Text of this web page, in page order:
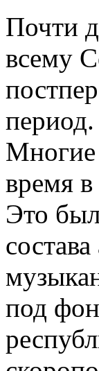
Почти
всему
Многие
время
Это
под